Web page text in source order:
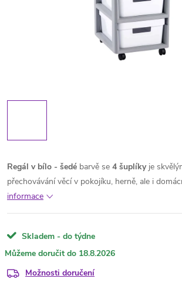
Regál v bílo - šedé barvě se 4 šuplíkyje
přechovávání věcí v pokojíku, herně, ale i
informace
Skladem - do týdne
18.8.2026
Možnosti doručení